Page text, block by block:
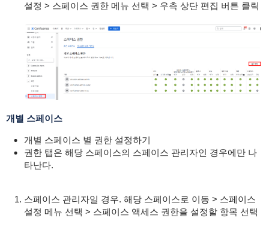
설정 > 스페이스 권한 메뉴 선택 > 우측 상단 편집 버튼 클릭
개별 스페이스
개별 스페이스 별 권한 설정하기
권한 탭은 해당 스페이스의 스페이스 관리자인 경우에만 나
타난다.
스페이스 관리자일 경우. 해당 스페이스로 이동 > 스페이스
설정 메뉴 선택 > 스페이스 액세스 권한을 설정할 항목 선택